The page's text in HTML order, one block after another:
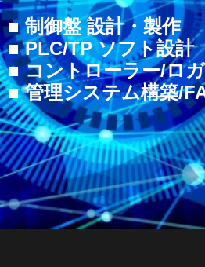
■ 制御盤 設計・製作
■ PLC/TP ソフト設計
■ コントローラー/ロ
■ 管理システム構築/